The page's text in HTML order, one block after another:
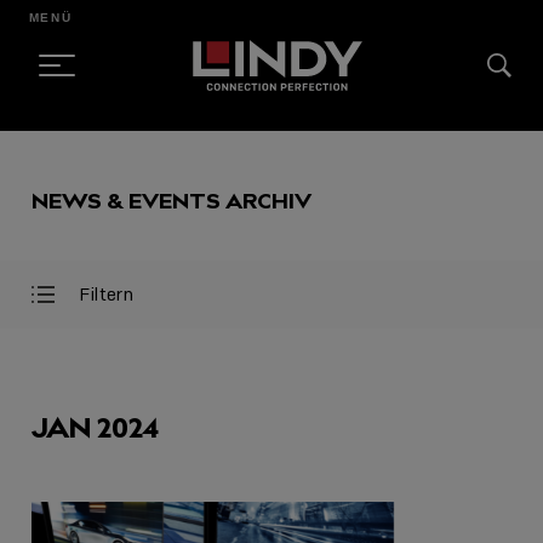
CONTENT
MENÜ
NEWS & EVENTS ARCHIV
Filter
Filter
Filtern
AUSGEWÄHLT
JAN 2024